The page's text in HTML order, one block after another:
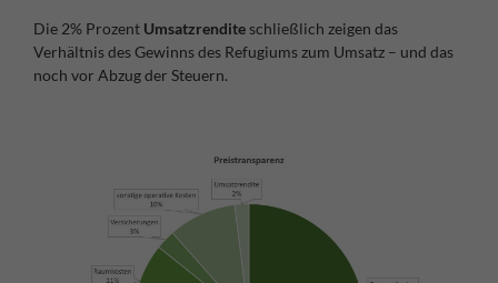
Die 2% Prozent Umsatzrendite schließlich zeigen das
Verhältnis des Gewinns des Refugiums zum Umsatz – und das
noch vor Abzug der Steuern.